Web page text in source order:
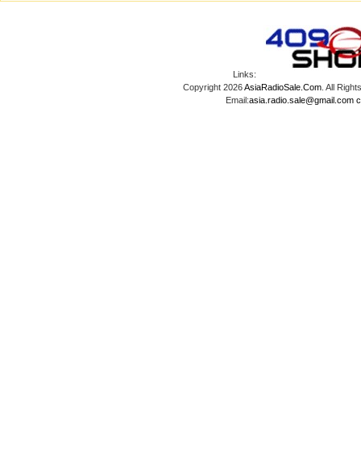
Links:
Copyright 2026AsiaRadioSale.Com. All
Email:asia.radio.sale@gmail.com